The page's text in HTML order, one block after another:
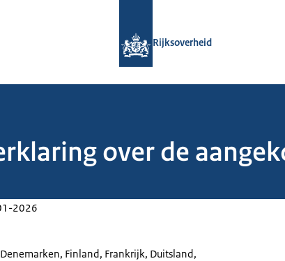
Rijksoverheid
over de
2026
Finland, Frankrijk, Duitsland,